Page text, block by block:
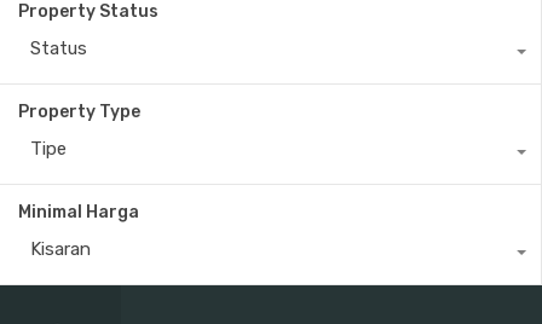
Property Status
Status
Property Type
Tipe
Minimal Harga
Kisaran